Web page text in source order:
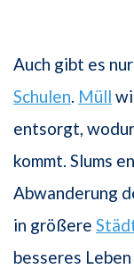
Auch gibt es
Schulen. Müll
entsorgt,
kommt. Slums
Abwanderung
in größere
besseres